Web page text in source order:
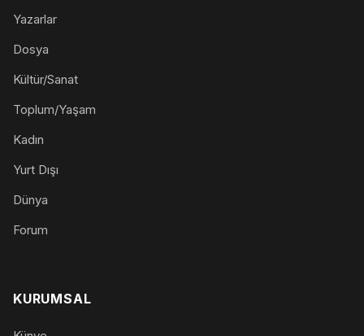
Yazarlar
Dosya
Kültür/Sanat
Toplum/Yaşam
Kadın
Yurt Dışı
Dünya
Forum
KURUMSAL